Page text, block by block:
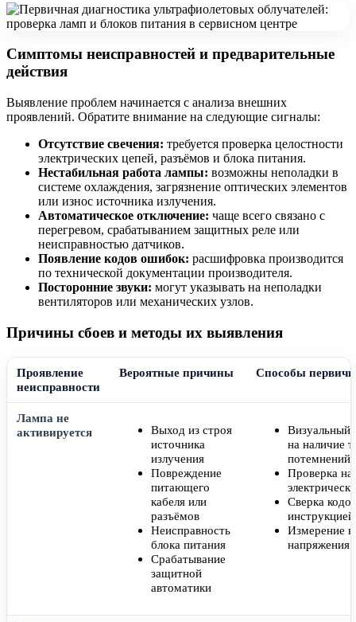
Симптомы неисправностей и предварительные
действия
Выявление проблем начинается с анализа внешних
проявлений. Обратите внимание на следующие сигналы:
Отсутствие свечения: требуется проверка целостности
электрических цепей, разъёмов и блока питания.
Нестабильная работа лампы: возможны неполадки в
системе охлаждения, загрязнение оптических элементов
или износ источника излучения.
Автоматическое отключение: чаще всего связано с
перегревом, срабатыванием защитных реле или
неисправностью датчиков.
Появление кодов ошибок: расшифровка производится
по технической документации производителя.
Посторонние звуки: могут указывать на неполадки
вентиляторов или механических узлов.
Причины сбоев и методы их выявления
Проявление
неисправности
Вероятные причины Способы
Лампа не
активируется
Выход из строя
источника
излучения
Повреждение
питающего
кабеля или
разъёмов
Неисправность
блока питания
Срабатывание
защитной
автоматики
Визуальный
на наличие
потемнений
Проверка
Сверка
инструкцией
Измерение
напряжения